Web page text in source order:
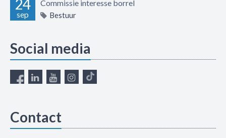
24
sep
Commissie interesse borrel
Bestuur
Social media
Contact